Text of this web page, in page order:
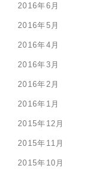
2016年6月
2016年5月
2016年4月
2016年3月
2016年2月
2016年1月
2015年12月
2015年11月
2015年10月